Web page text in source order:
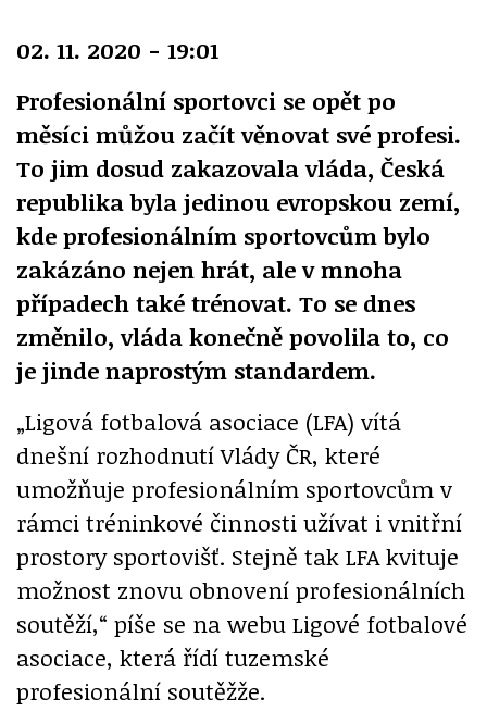
02. 11. 2020 - 19:01
Profesionální sportovci se opět po
měsíci můžou začít věnovat své profesi.
To jim dosud zakazovala vláda, Česká
republika byla jedinou evropskou zemí,
kde profesionálním sportovcům bylo
zakázáno nejen hrát, ale v mnoha
případech také trénovat. To se dnes
změnilo, vláda konečně povolila to, co
je jinde naprostým standardem.
„Ligová fotbalová asociace (LFA) vítá
dnešní rozhodnutí Vlády ČR, které
umožňuje profesionálním sportovcům v
rámci tréninkové činnosti užívat i vnitřní
prostory sportovišť. Stejně tak LFA kvituje
možnost znovu obnovení profesionálních
soutěží,“ píše se na webu Ligové fotbalové
asociace, která řídí tuzemské
profesionální soutěžže.